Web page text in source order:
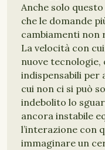
Anche solo
che le domande
cambiamenti non
La velocità con
nuove
indispensabili per
cui non ci si può
indebolito lo
ancora instabile
l’interazione con
immaginare un